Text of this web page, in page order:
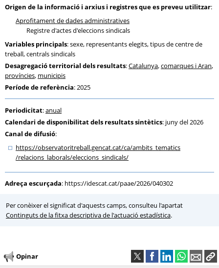
Origen de la informació i arxius i registres que es preveu utilitzar:
Aprofitament de dades administratives
Registre d'actes d'eleccions sindicals
Variables principals: sexe, representants elegits, tipus de centre de
treball, centrals sindicals
Desagregació territorial dels resultats:Catalunya,comarques i Aran,
províncies, municipis
Període de referència: 2025
Periodicitat:anual
Calendari de disponibilitat dels resultats sintètics: juny del 2026
Canal de difusió:
https://observatoritreball.gencat.cat/ca/ambits_tematics
/relacions_laborals/eleccions_sindicals/
Adreça escurçada: https://idescat.cat/paae/2026/040302
Per conèixer el significat d'aquests camps, consulteu l'apartat
Continguts de la fitxa descriptiva de l'actuació estadística.
Opinar